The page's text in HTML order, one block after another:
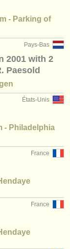
- Parking of
Pays-Bas
2001 with 2
Paesold
États-Unis
- Philadelphia
France
France